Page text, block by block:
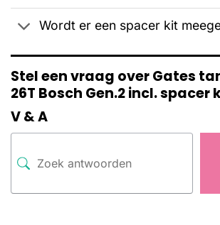
Wordt er een spacer kit
Stel een vraag over Gates
26T Bosch Gen.2 incl. spacer
V & A